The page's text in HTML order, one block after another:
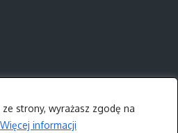
strony, wyrażasz zgodę na
Więcej informacji